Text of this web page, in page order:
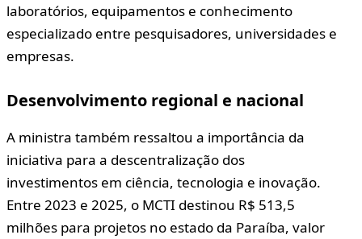
laboratórios, equipamentos e conhecimento
especializado entre pesquisadores, universidades e
empresas.
Desenvolvimento regional e nacional
A ministra também ressaltou a importância da
iniciativa para a descentralização dos
investimentos em ciência, tecnologia e inovação.
Entre 2023 e 2025, o MCTI destinou R$ 513,5
milhões para projetos no estado da Paraíba, valor